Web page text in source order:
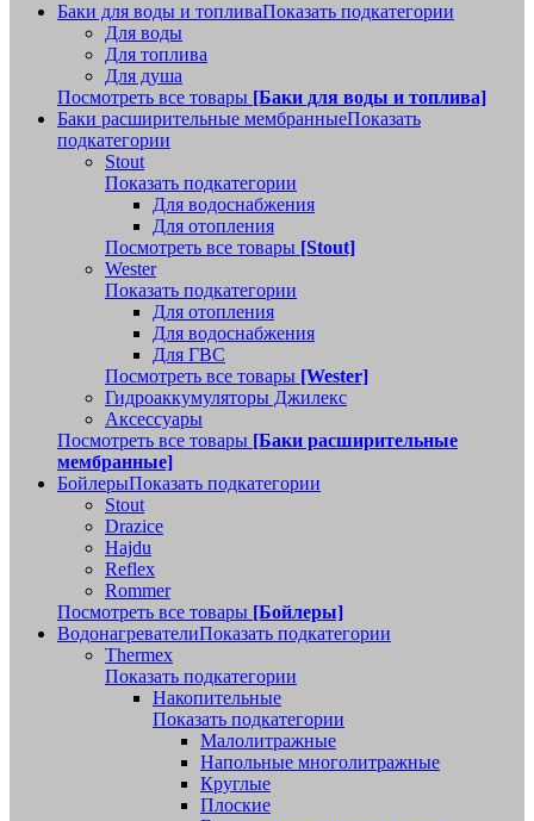
Баки для воды и топливаПоказать подкатегории
Для воды
Для топлива
Для душа
Посмотреть все товары [Баки для воды и топлива]
Баки расширительные мембранныеПоказать
подкатегории
Stout
Показать подкатегории
Для водоснабжения
Для отопления
Посмотреть все товары [Stout]
Wester
Показать подкатегории
Для отопления
Для водоснабжения
Для ГВС
Посмотреть все товары [Wester]
Гидроаккумуляторы Джилекс
Аксессуары
Посмотреть все товары [Баки расширительные
мембранные]
БойлерыПоказать подкатегории
Stout
Drazice
Hajdu
Reflex
Rommer
Посмотреть все товары [Бойлеры]
ВодонагревателиПоказать подкатегории
Thermex
Показать подкатегории
Накопительные
Показать подкатегории
Малолитражные
Напольные многолитражные
Круглые
Плоские